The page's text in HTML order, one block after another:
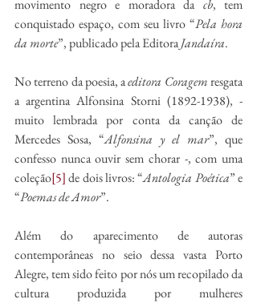
movimento negro e moradora da cb, tem
conquistado espaço, com seu livro “Pela hora
da morte”, publicado pela Editora Jandaíra.
No terreno da poesia, a editora Coragem resgata
a argentina Alfonsina Storni (1892-1938), -
muito lembrada por conta da canção de
Mercedes Sosa, “Alfonsina y el mar”, que
confesso nunca ouvir sem chorar -, com uma
coleção[5] de dois livros: “Antologia Poética” e
“Poemas de Amor”.
Além do aparecimento de autoras
contemporâneas no seio dessa vasta Porto
Alegre, tem sido feito por nós um recopilado da
cultura produzida por mulheres